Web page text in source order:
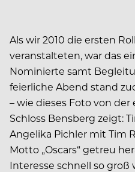
Als wir 2010 die ersten
veranstalteten, war das
Nominierte samt
feierliche Abend stand
– wie dieses Foto von
Schloss Bensberg zeigt:
Angelika Pichler mit Tim
Motto „Oscars“ getreu
Interesse schnell so groß